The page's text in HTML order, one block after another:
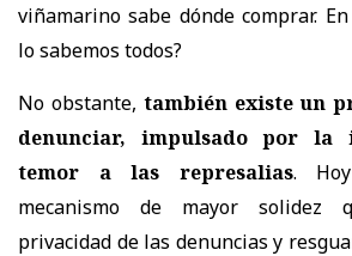
viñamarino sabe dónde comprar.
lo sabemos todos?
No obstante, también existe un
denunciar, impulsado por la
temor a las represalias.
mecanismo de mayor solidez
privacidad de las denuncias y